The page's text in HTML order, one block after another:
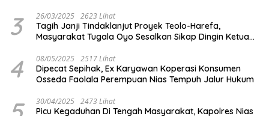
3 26/03/2025 2623 Lihat
Tagih Janji Tindaklanjut Proyek Teolo-Harefa,
Masyarakat Tugala Oyo Sesalkan Sikap Dingin Ketua
4 08/05/2025 2517 Lihat
Dipecat Sepihak, Ex Karyawan Koperasi Konsumen
Osseda Faolala Perempuan Nias Tempuh Jalur Hukum
30/04/2025 2473 Lihat
Picu Kegaduhan Di Tengah Masyarakat, Kapolres Nias